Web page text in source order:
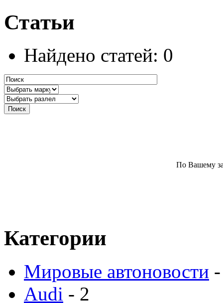
Статьи
Найдено статей: 0
По Вашему
Категории
Мировые автоновости
Audi - 2